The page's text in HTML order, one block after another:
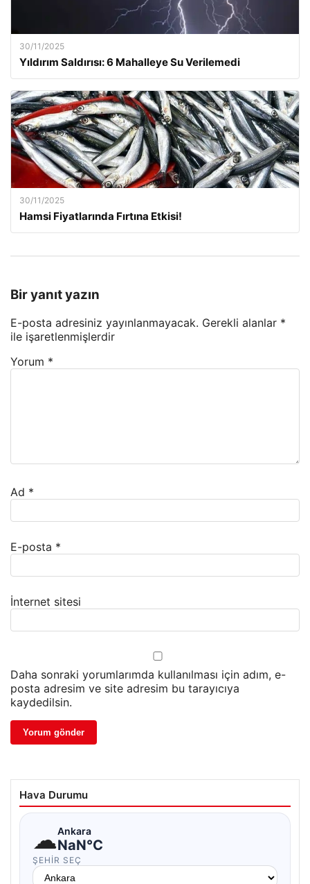
30/11/2025
Yıldırım Saldırısı: 6 Mahalleye Su Verilemedi
30/11/2025
Hamsi Fiyatlarında Fırtına Etkisi!
Bir yanıt yazın
E-posta adresiniz yayınlanmayacak. Gerekli alanlar *
ile işaretlenmişlerdir
Yorum *
Ad *
E-posta *
İnternet sitesi
Daha sonraki yorumlarımda kullanılması için adım, e-
posta adresim ve site adresim bu tarayıcıya
kaydedilsin.
Hava Durumu
☁Ankara
NaN°C
ŞEHIR SEÇ